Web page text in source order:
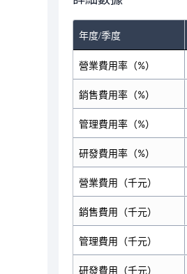
年度/季度
2024-Q2
營業費用率（%）
銷售費用率（%）
管理費用率（%）
研發費用率（%）
營業費用（千元）
銷售費用（千元）
管理費用（千元）
研發費用（千元）
17.71
5.68
11.21
無
98,984
31,730
62,677
無